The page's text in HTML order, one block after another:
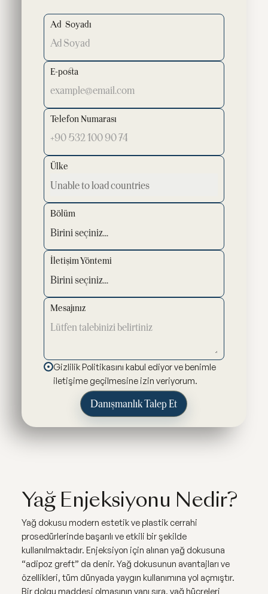
Ad Soyadı
E-posta
Telefon Numarası
Ülke
Bölüm
İletişim Yöntemi
Mesajınız
Gizlilik Politikasını kabul ediyor ve benimle
iletişime geçilmesine izin veriyorum.
Yağ Enjeksiyonu Nedir?
Yağ dokusu modern estetik ve plastik cerrahi
prosedürlerinde başarılı ve etkili bir şekilde
kullanılmaktadır. Enjeksiyon için alınan yağ dokusuna
“adipoz greft” da denir. Yağ dokusunun avantajları ve
özellikleri, tüm dünyada yaygın kullanımına yol açmıştır.
Bir dolgu maddesi olmasının yanı sıra, yağ hücreleri